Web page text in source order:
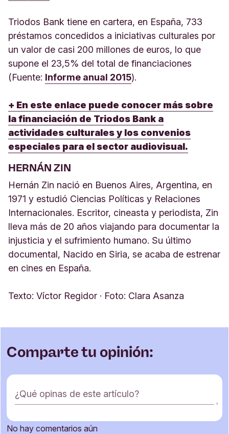
Triodos Bank tiene en cartera, en España, 733
préstamos concedidos a iniciativas culturales por
un valor de casi 200 millones de euros, lo que
supone el 23,5% del total de financiaciones
(Fuente: Informe anual 2015).
+ En este enlace puede conocer más sobre
la financiación de Triodos Bank a
actividades culturales y los convenios
especiales para el sector audiovisual.
HERNÁN ZIN
Hernán Zin nació en Buenos Aires, Argentina, en
1971 y estudió Ciencias Políticas y Relaciones
Internacionales. Escritor, cineasta y periodista, Zin
lleva más de 20 años viajando para documentar la
injusticia y el sufrimiento humano. Su último
documental, Nacido en Siria, se acaba de estrenar
en cines en España.
Texto: Víctor Regidor · Foto: Clara Asanza
Comparte tu opinión:
F
o
m
¿Qué opinas de este artículo?
No hay comentarios aún